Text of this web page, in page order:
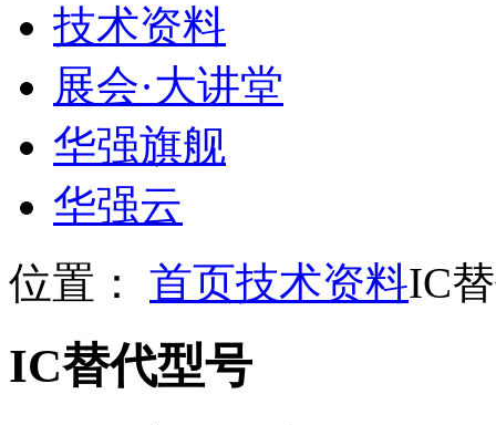
技术资料
展会·大讲堂
华强旗舰
华强云
位置： 首页技术资料IC
IC替代型号